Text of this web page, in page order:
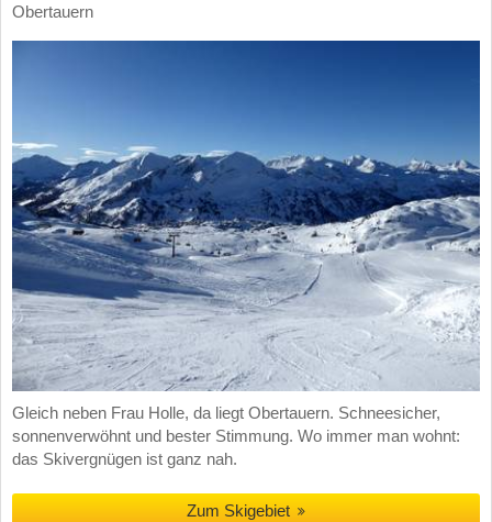
Obertauern
Gleich neben Frau Holle, da liegt Obertauern. Schneesicher,
sonnenverwöhnt und bester Stimmung. Wo immer man wohnt:
das Skivergnügen ist ganz nah.
Zum Skigebiet